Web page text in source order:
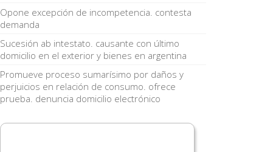
Opone excepción de incompetencia. contesta
demanda
Sucesión ab intestato. causante con último
domicilio en el exterior y bienes en argentina
Promueve proceso sumarísimo por daños y
perjuicios en relación de consumo. ofrece
prueba. denuncia domicilio electrónico